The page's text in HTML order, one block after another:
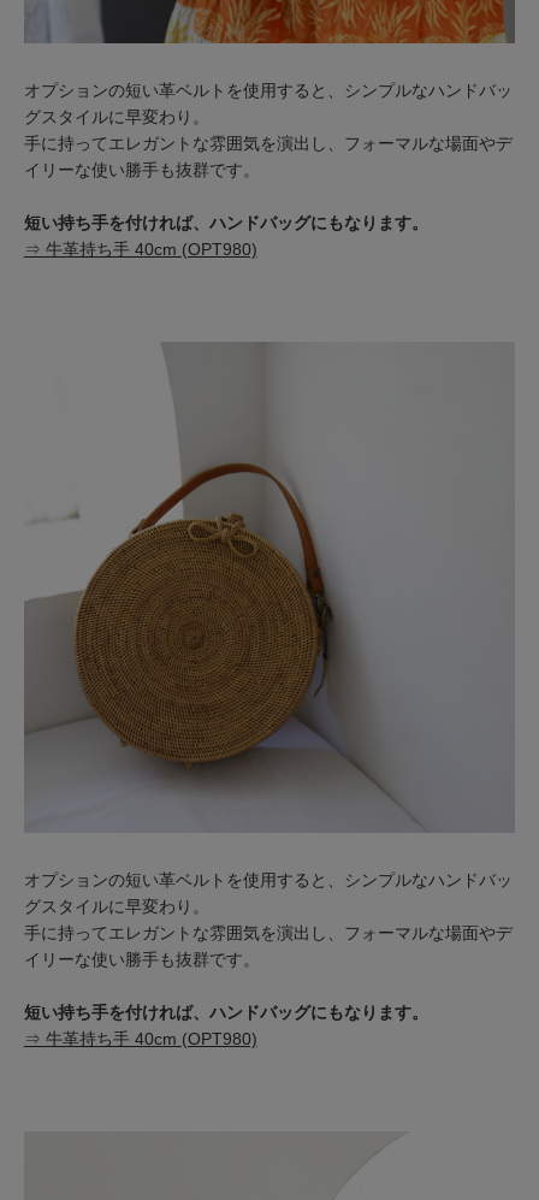
オプションの短い革ベルトを使用すると、シンプルなハンドバッ
グスタイルに早変わり。
手に持ってエレガントな雰囲気を演出し、フォーマルな場面やデ
イリーな使い勝手も抜群です。
短い持ち手を付ければ、ハンドバッグにもなります。
⇒ 牛革持ち手 40cm (OPT980)
オプションの短い革ベルトを使用すると、シンプルなハンドバッ
グスタイルに早変わり。
手に持ってエレガントな雰囲気を演出し、フォーマルな場面やデ
イリーな使い勝手も抜群です。
短い持ち手を付ければ、ハンドバッグにもなります。
⇒ 牛革持ち手 40cm (OPT980)